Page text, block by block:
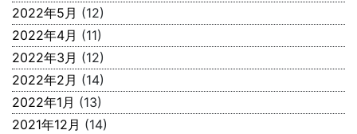
2022年5月 (12)
2022年4月 (11)
2022年3月 (12)
2022年2月 (14)
2022年1月 (13)
2021年12月 (14)